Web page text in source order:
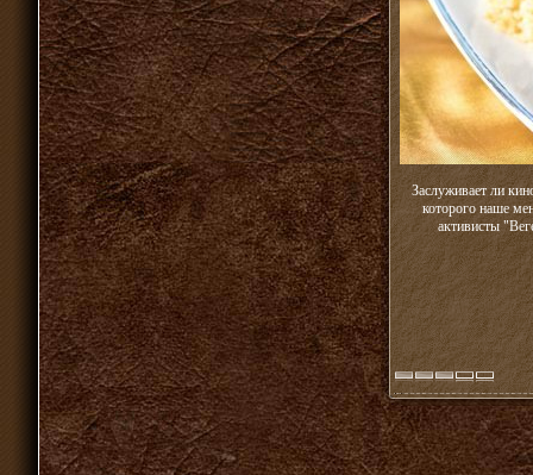
Заслуживает ли
которого наше
активисты